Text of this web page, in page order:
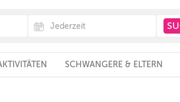
SCHWANGERE & ELTERN